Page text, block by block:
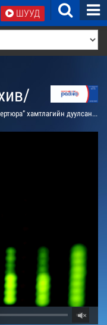
ШУУД
хамтлагийн дуулсан “Хань минь” дуу